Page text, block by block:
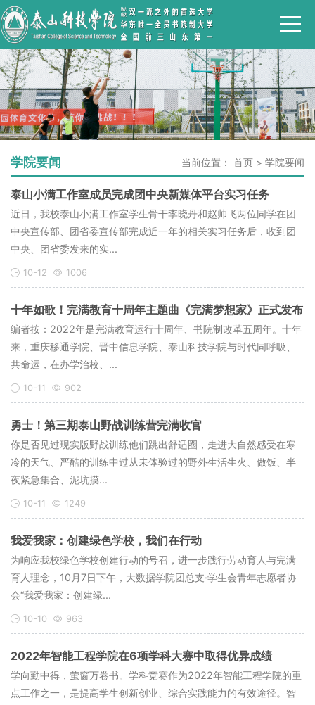
学院要闻 当前位置： 首页 > 学院要闻
泰山小满工作室成员完成团中央新媒体平台实习任务
近日，我校泰山小满工作室学生骨干李晓丹和赵帅飞两位同学在团
中央宣传部、团省委宣传部完成近一年的相关实习任务后，收到团
中央、团省委发来的实...
10-12 1006
十年如歌！完满教育十周年主题曲《完满梦想家》正式发布
编者按：2022年是完满教育运行十周年、书院制改革五周年。十年
来，重庆移通学院、晋中信息学院、泰山科技学院与时代同呼吸、
共命运，在办学治校、...
10-11 902
勇士！第三期泰山野战训练营完满收官
​你是否见过现实版野战训练他们跳出舒适圈，走进大自然感受在寒
冷的天气、严酷的训练中过从未体验过的野外生活生火、做饭、半
夜紧急集合、泥坑摸...
10-11 1249
我爱我家：创建绿色学校，我们在行动
为响应我校绿色学校创建行动的号召，进一步践行劳动育人与完满
育人理念，10月7日下午，大数据学院团总支·学生会青年志愿者协
会“我爱我家：创建绿...
10-10 963
2022年智能工程学院在6项学科大赛中取得优异成绩
学向勤中得，萤窗万卷书。学科竞赛作为2022年智能工程学院的重
点工作之一，是提高学生创新创业、综合实践能力的有效途径。智